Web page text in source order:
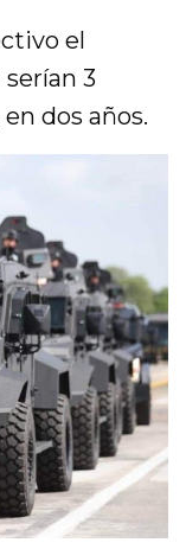
el
serían 3
dos años.